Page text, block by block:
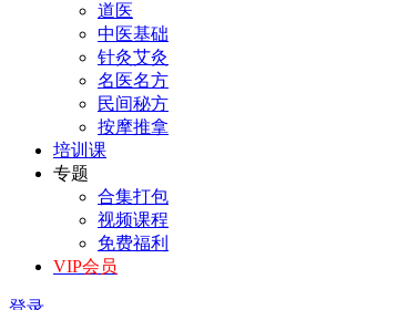
道医
中医基础
针灸艾灸
名医名方
民间秘方
按摩推拿
培训课
专题
合集打包
视频课程
免费福利
VIP会员